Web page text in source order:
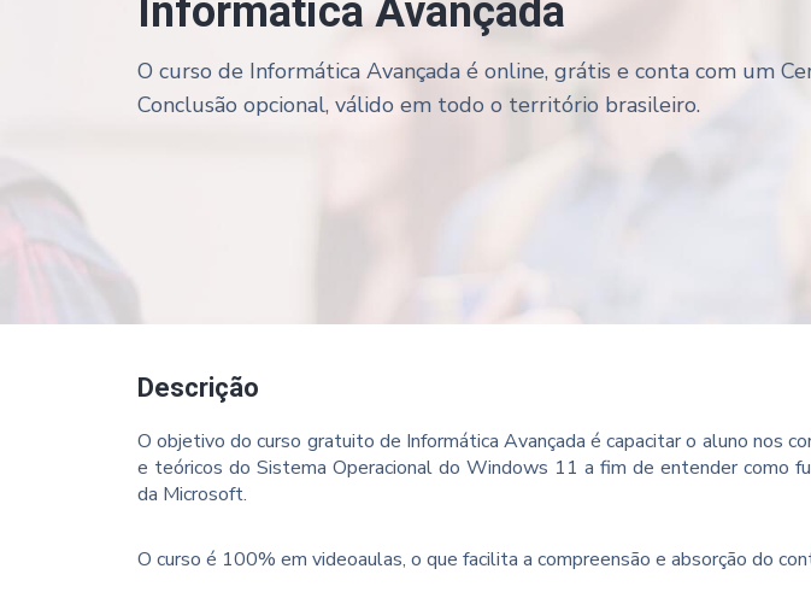
Informática Avançada
O curso de Informática Avançada é online, grátis e conta com um
Conclusão opcional, válido em todo o território brasileiro.
Descrição
O objetivo do curso gratuito de Informática Avançada é capacitar o aluno nos
e teóricos do Sistema Operacional do Windows 11 a fim de entender como
da Microsoft.
O curso é 100% em videoaulas, o que facilita a compreensão e absorção do